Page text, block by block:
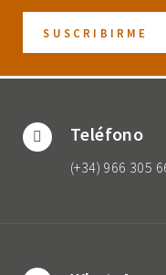
Teléfono
(+34) 966 305